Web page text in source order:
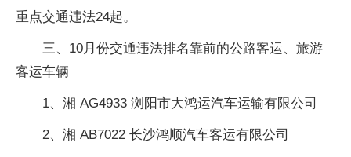
重点交通违法24起。
三、10月份交通违法排名靠前的公路客运、旅游
客运车辆
1、湘 AG4933 浏阳市大鸿运汽车运输有限公司
2、湘 AB7022 长沙鸿顺汽车客运有限公司